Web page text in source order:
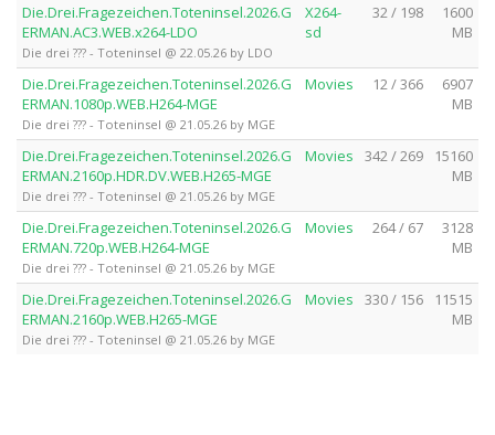
Die.Drei.Fragezeichen.Toteninsel.2026.G
ERMAN.AC3.WEB.x264-LDO
Die drei ??? - Toteninsel @ 22.05.26 by LDO
X264-
sd
32 / 198
1600
MB
Die.Drei.Fragezeichen.Toteninsel.2026.G
ERMAN.1080p.WEB.H264-MGE
Die drei ??? - Toteninsel @ 21.05.26 by MGE
Movies 12 / 366
6907
MB
Die.Drei.Fragezeichen.Toteninsel.2026.G
ERMAN.2160p.HDR.DV.WEB.H265-MGE
Die drei ??? - Toteninsel @ 21.05.26 by MGE
Movies 342 / 269
15160
MB
Die.Drei.Fragezeichen.Toteninsel.2026.G
ERMAN.720p.WEB.H264-MGE
Die drei ??? - Toteninsel @ 21.05.26 by MGE
Movies 264 / 67
3128
MB
Die.Drei.Fragezeichen.Toteninsel.2026.G
ERMAN.2160p.WEB.H265-MGE
Die drei ??? - Toteninsel @ 21.05.26 by MGE
Movies 330 / 156
11515
MB